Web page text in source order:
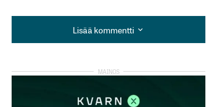
Lisää kommentti
Lisää kommentti
kirjautua
rekisteröityä